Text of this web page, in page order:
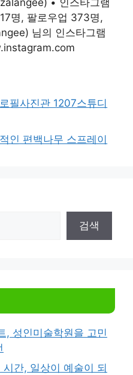
명, 팔로우업 373명,
님의 인스타그램
필사진관 1207스튜디
인 편백나무 스프레이
검색
, 성인미술학원을 고민
간, 일상이 예술이 되